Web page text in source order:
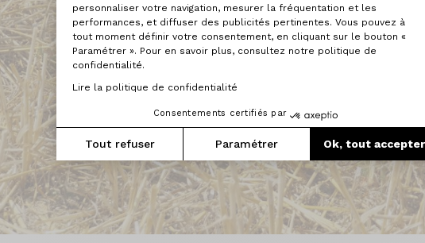
personnaliser votre navigation, mesurer la fréquentation et les
performances, et diffuser des publicités pertinentes. Vous pouvez à
tout moment définir votre consentement, en cliquant sur le bouton «
Paramétrer ». Pour en savoir plus, consultez notre politique de
confidentialité.
Lire la politique de confidentialité
Consentements certifiés par
Tout refuser Paramétrer Ok, tout accepter
Axeptio consent